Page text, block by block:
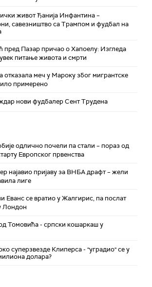
живот Ђанија Инфантина –
савезништво са Трампом и фудбал на
пред Пазар причао о Хапоелу: Изгледа
питање живота и смрти
отказала меч у Мароку због мигрантске
примерено
нови фудбалер Сент Трудена
одлично почели па стали – пораз од
Европског првенства
најавио пријаву за ВНБА драфт – жели
лиге
Еванс се вратио у Жалгирис, па послат
Лондон
Томовића - српски кошаркаш у
суперзвезде Клиперса - "уградио" се у
долара?